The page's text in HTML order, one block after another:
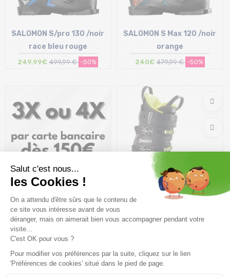
SALOMON S/pro 130 /noir
race bleu rouge
249,99€ 499,99 € -50%
25/25.5 cm
SALOMON S Max 120 /noir
orange
240€ 479,99 € -50%
Taille en stock
25.5 cm
metallic noir acid